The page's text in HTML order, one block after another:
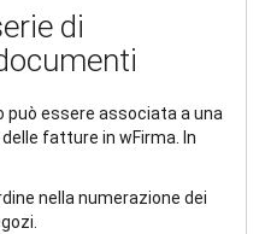
di
può essere associata a una
fatture in wFirma. In
nella numerazione dei